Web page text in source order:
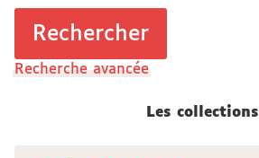
Recherche avancée
Les collections